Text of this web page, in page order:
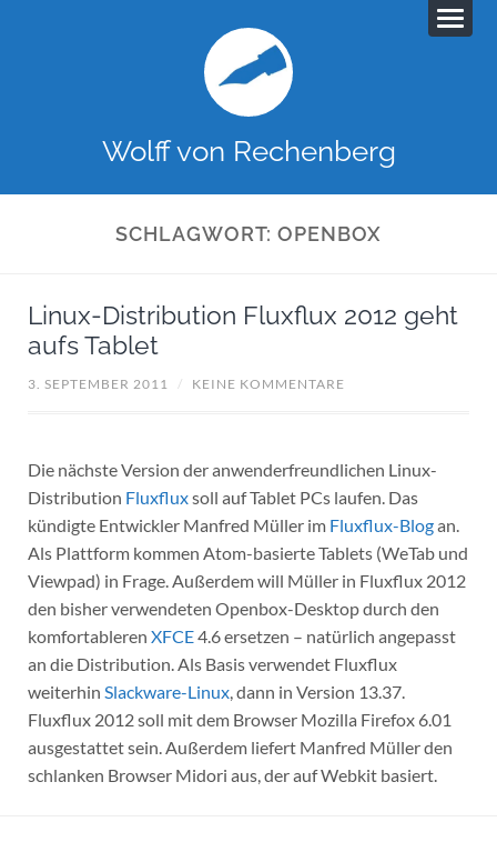
Wolff von Rechenberg
SCHLAGWORT:OPENBOX
Linux-Distribution Fluxflux 2012 geht
aufs Tablet
3. SEPTEMBER 2011 / KEINE KOMMENTARE
Die nächste Version der anwenderfreundlichen Linux-
Distribution Fluxfluxsoll auf Tablet PCs laufen. Das
kündigte Entwickler Manfred Müller im Fluxflux-Blogan.
Als Plattform kommen Atom-basierte Tablets (WeTab und
Viewpad) in Frage. Außerdem will Müller in Fluxflux 2012
den bisher verwendeten Openbox-Desktop durch den
komfortableren XFCE4.6 ersetzen – natürlich angepasst
an die Distribution. Als Basis verwendet Fluxflux
weiterhin Slackware-Linux, dann in Version 13.37.
Fluxflux 2012 soll mit dem Browser Mozilla Firefox 6.01
ausgestattet sein. Außerdem liefert Manfred Müller den
schlanken Browser Midori aus, der auf Webkit basiert.